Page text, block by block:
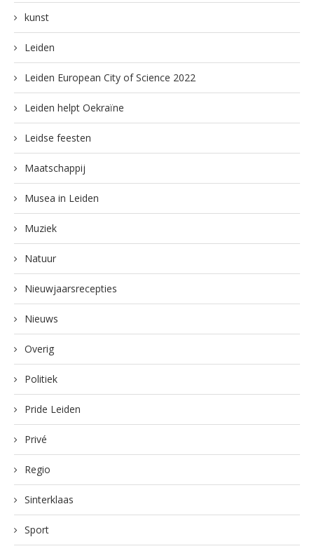
kunst
Leiden
Leiden European City of Science 2022
Leiden helpt Oekraïne
Leidse feesten
Maatschappij
Musea in Leiden
Muziek
Natuur
Nieuwjaarsrecepties
Nieuws
Overig
Politiek
Pride Leiden
Privé
Regio
Sinterklaas
Sport